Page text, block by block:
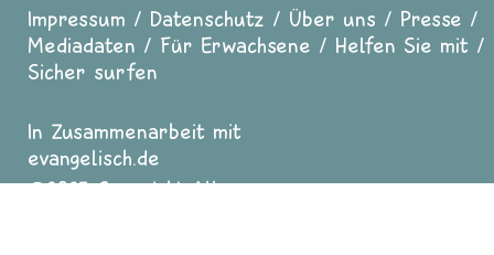
Fußzeile
Impressum Datenschutz Über uns
Presse
Mediadaten
Für Erwachsene
Helfen Sie mit
Sicher surfen
In Zusammenarbeit mit
evangelisch.de
2025 Copyright All